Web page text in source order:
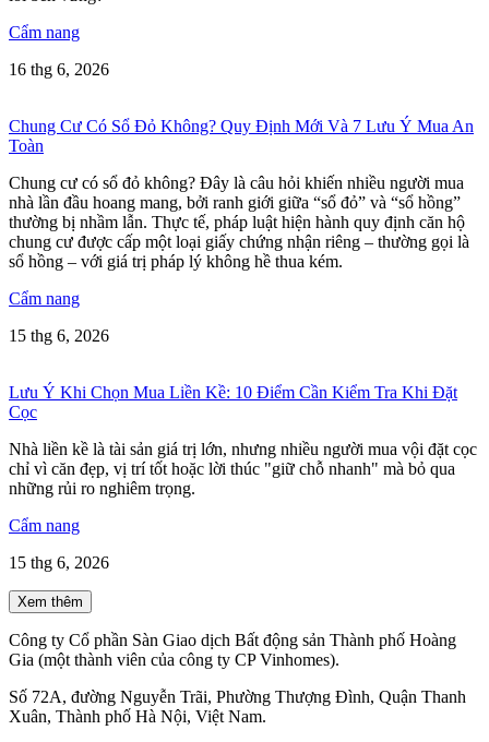
Cẩm nang
16 thg 6, 2026
Chung Cư Có Sổ Đỏ Không? Quy Định Mới Và 7 Lưu Ý Mua An
Toàn
Chung cư có sổ đỏ không? Đây là câu hỏi khiến nhiều người mua
nhà lần đầu hoang mang, bởi ranh giới giữa “sổ đỏ” và “sổ hồng”
thường bị nhầm lẫn. Thực tế, pháp luật hiện hành quy định căn hộ
chung cư được cấp một loại giấy chứng nhận riêng – thường gọi là
sổ hồng – với giá trị pháp lý không hề thua kém.
Cẩm nang
15 thg 6, 2026
Lưu Ý Khi Chọn Mua Liền Kề: 10 Điểm Cần Kiểm Tra Khi Đặt
Cọc
Nhà liền kề là tài sản giá trị lớn, nhưng nhiều người mua vội đặt cọc
chỉ vì căn đẹp, vị trí tốt hoặc lời thúc "giữ chỗ nhanh" mà bỏ qua
những rủi ro nghiêm trọng.
Cẩm nang
15 thg 6, 2026
Xem thêm
Công ty Cổ phần Sàn Giao dịch Bất động sản Thành phố Hoàng
Gia (một thành viên của công ty CP Vinhomes).
Số 72A, đường Nguyễn Trãi, Phường Thượng Đình, Quận Thanh
Xuân, Thành phố Hà Nội, Việt Nam.